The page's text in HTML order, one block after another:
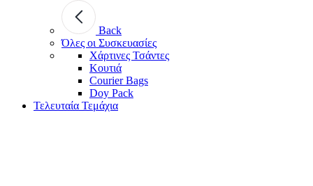
Back
Όλες οι Συσκευασίες
Χάρτινες Τσάντες
Κουτιά
Courier Bags
Doy Pack
Τελευταία Τεμάχια